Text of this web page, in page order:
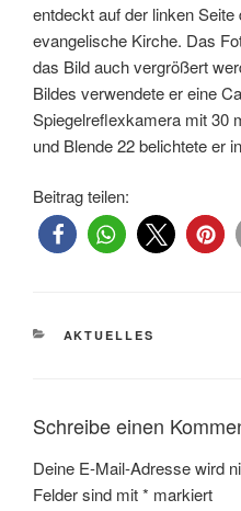
entdeckt auf der linken
evangelische Kirche. Das
das Bild auch vergrößert
Bildes verwendete er eine
Spiegelreflexkamera mit 30
und Blende 22 belichtete er
Beitrag teilen:
KATEGORIEN
AKTUELLES
Schreibe einen
Deine E-Mail-Adresse wird
Felder sind mit* markiert